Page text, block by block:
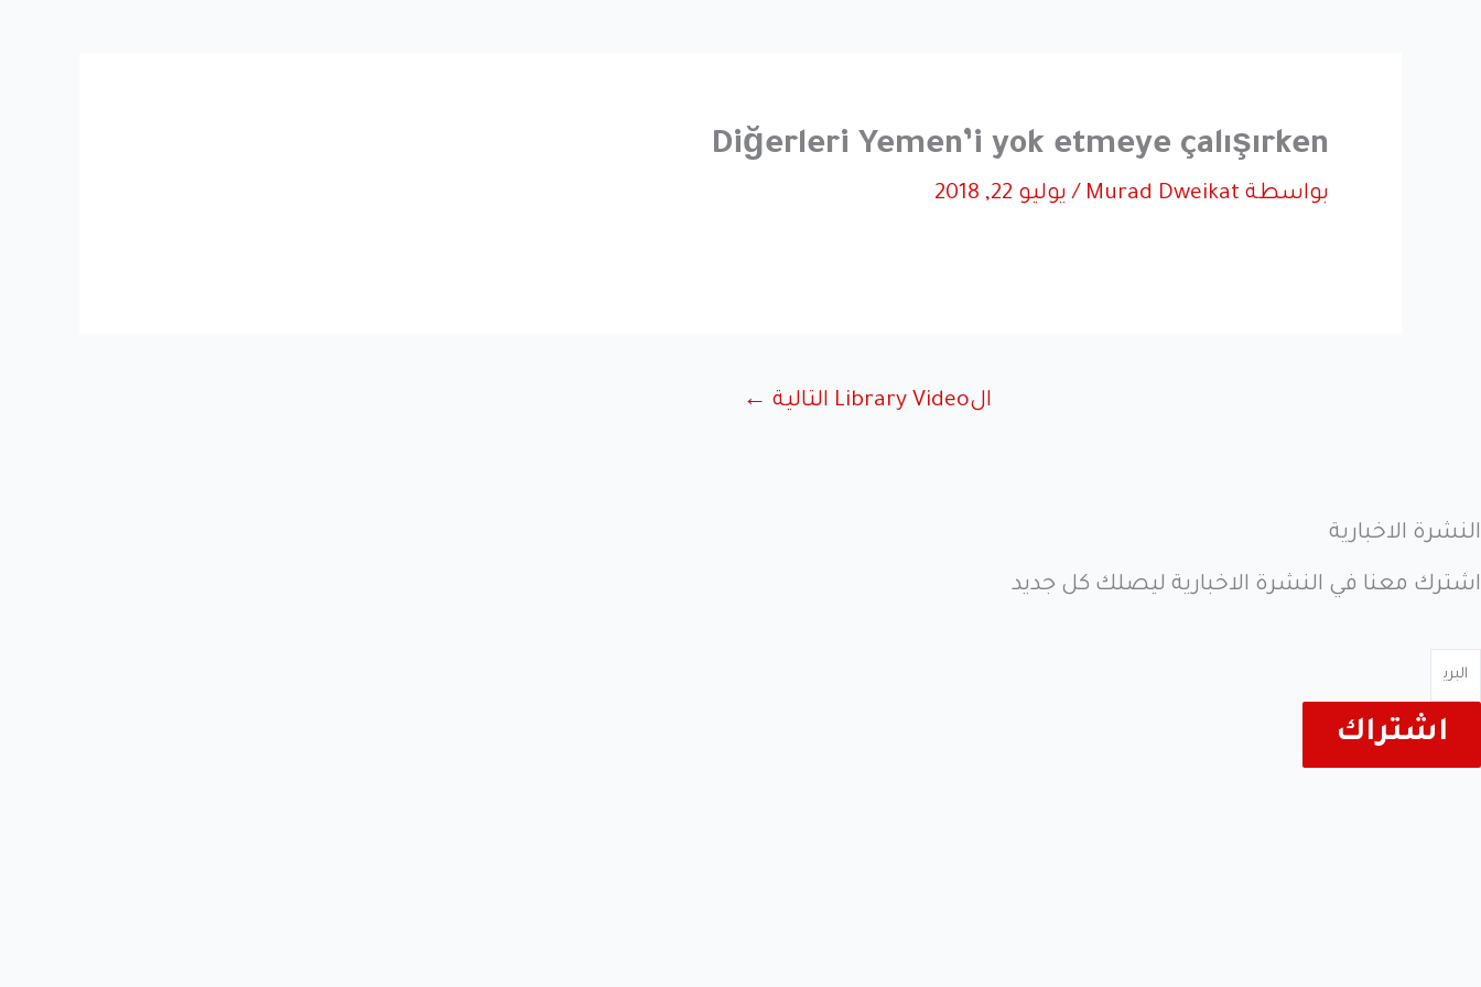
Diğerleri Yemen’i yok etmeye çalışırken
بواسطة Murad Dweikat
/ يوليو 22, 2018
الLibrary Video التالية ←
النشرة الاخبارية
اشترك معنا في النشرة الاخبارية ليصلك كل جديد
اشتراك